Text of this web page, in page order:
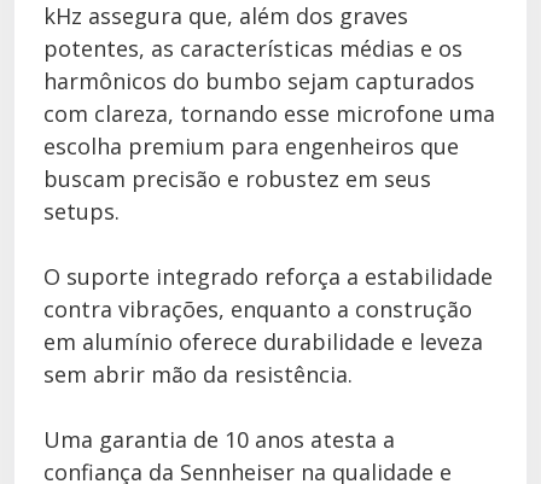
kHz assegura que, além dos graves
potentes, as características médias e os
harmônicos do bumbo sejam capturados
com clareza, tornando esse microfone uma
escolha premium para engenheiros que
buscam precisão e robustez em seus
setups.
O suporte integrado reforça a estabilidade
contra vibrações, enquanto a construção
em alumínio oferece durabilidade e leveza
sem abrir mão da resistência.
Uma garantia de 10 anos atesta a
confiança da Sennheiser na qualidade e